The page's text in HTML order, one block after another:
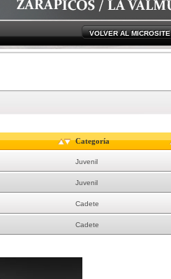
VOLVER AL MICROSITE
Categoría
Juvenil
Juvenil
Cadete
Cadete